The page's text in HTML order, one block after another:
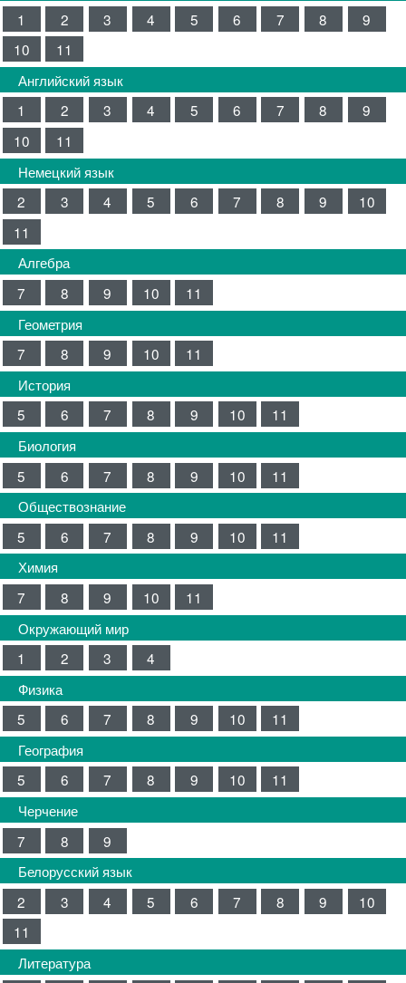
1
2 3 4 5 6 7 8
9
10
11
Английский язык
1
2 3 4 5 6 7 8
9
10
11
Немецкий язык
2
3 4 5 6 7 8 9
10
11
Алгебра
7
8 9 10
11
Геометрия
7
8 9 10
11
История
5
6 7 8 9 10
11
Биология
5
6 7 8 9 10
11
Обществознание
5
6 7 8 9 10
11
Химия
7
8 9 10
11
Окружающий мир
1
2 3
4
Физика
5
6 7 8 9 10
11
География
5
6 7 8 9 10
11
Черчение
7
8
9
Белорусский язык
2
3 4 5 6 7 8 9
10
11
Литература